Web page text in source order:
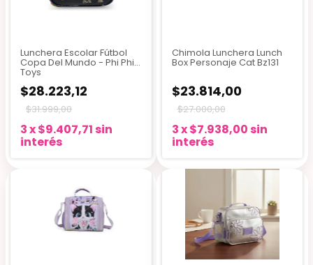
Lunchera Escolar Fútbol
Copa Del Mundo - Phi Phi
Toys
$28.223,12
$31.999,00
3x$9.407,71 sin
interés
Chimola Lunchera Lunch
Box Personaje Cat Bz131
$23.814,00
$27.000,00
3x$7.938,00 sin
interés